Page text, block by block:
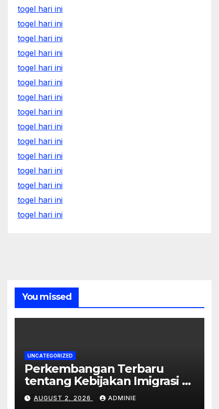
togel hari ini
togel hari ini
togel hari ini
togel hari ini
togel hari ini
togel hari ini
togel hari ini
togel hari ini
togel hari ini
togel hari ini
togel hari ini
togel hari ini
togel hari ini
togel hari ini
togel hari ini
You missed
UNCATEGORIZED
Perkembangan Terbaru
tentang Kebijakan Imigrasi di
Australia
AUGUST 2, 2026 ADMINIE